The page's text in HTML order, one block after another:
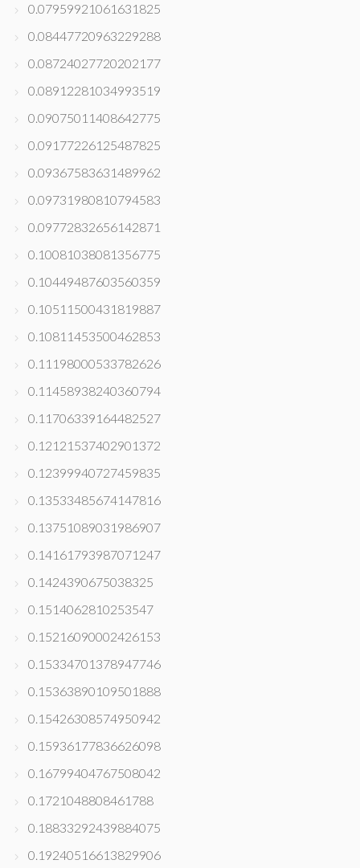
0.07959921061631825
0.08447720963229288
0.08724027720202177
0.08912281034993519
0.09075011408642775
0.09177226125487825
0.09367583631489962
0.09731980810794583
0.09772832656142871
0.10081038081356775
0.10449487603560359
0.10511500431819887
0.10811453500462853
0.11198000533782626
0.11458938240360794
0.11706339164482527
0.12121537402901372
0.12399940727459835
0.13533485674147816
0.13751089031986907
0.14161793987071247
0.1424390675038325
0.1514062810253547
0.15216090002426153
0.15334701378947746
0.15363890109501888
0.15426308574950942
0.15936177836626098
0.16799404767508042
0.1721048808461788
0.18833292439884075
0.19240516613829906